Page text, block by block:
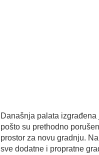
Današnja palata
pošto su prethodno
prostor za novu gradnju.
sve dodatne i propratne